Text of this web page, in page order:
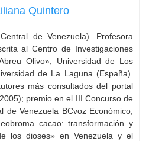
Quintero
de Venezuela). Profesora
al Centro de Investigaciones
Olivo», Universidad de Los
de La Laguna (España).
más consultados del portal
premio en el III Concurso de
de Venezuela BCvoz Económico,
cacao: transformación y
los dioses» en Venezuela y el